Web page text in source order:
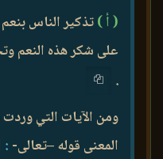
( أ‌ )تذكير الناس
على شكر هذه النعم
.
ومن الآيات التي
المعنى قوله –تعالى- :